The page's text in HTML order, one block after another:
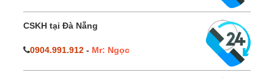
CSKH tại Đà Nẵng
0904.991.912 - Mr: Ngọc